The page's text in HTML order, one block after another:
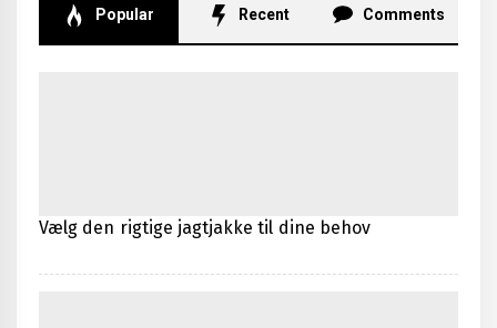
Popular Recent Comments
Vælg den rigtige jagtjakke til dine behov